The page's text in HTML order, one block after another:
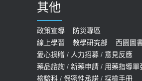
預約
2022-01-07
114年【公費流感及新冠疫
其他
政策宣導
防災專區
線上學習
教學研究部
西園圖
愛心捐贈 / 人力招募 / 意見反應
藥品諮詢 / 新藥申請 / 用藥指導單
檢驗科 / 保密性承諾 / 採檢手冊